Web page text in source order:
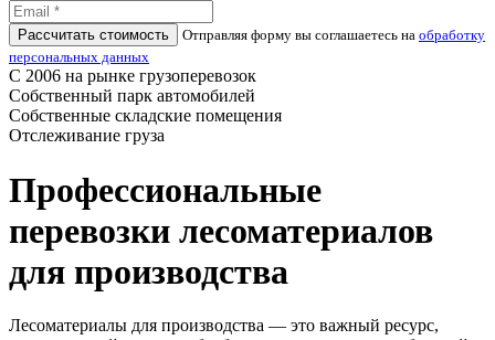
Рассчитать стоимость Отправляя форму вы соглашаетесь на обработку
персональных данных
С 2006 на рынке грузоперевозок
Собственный парк автомобилей
Собственные складские помещения
Отслеживание груза
Профессиональные
перевозки лесоматериалов
для производства
Лесоматериалы для производства — это важный ресурс,